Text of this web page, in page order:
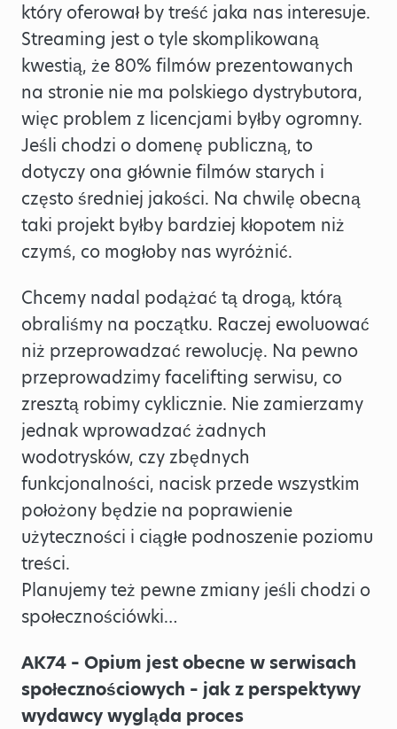
który oferował by treść jaka nas interesuje.
Streaming jest o tyle skomplikowaną
kwestią, że 80% filmów prezentowanych
na stronie nie ma polskiego dystrybutora,
więc problem z licencjami byłby ogromny.
Jeśli chodzi o domenę publiczną, to
dotyczy ona głównie filmów starych i
często średniej jakości. Na chwilę obecną
taki projekt byłby bardziej kłopotem niż
czymś, co mogłoby nas wyróżnić.
Chcemy nadal podążać tą drogą, którą
obraliśmy na początku. Raczej ewoluować
niż przeprowadzać rewolucję. Na pewno
przeprowadzimy facelifting serwisu, co
zresztą robimy cyklicznie. Nie zamierzamy
jednak wprowadzać żadnych
wodotrysków, czy zbędnych
funkcjonalności, nacisk przede wszystkim
położony będzie na poprawienie
użyteczności i ciągłe podnoszenie poziomu
treści.
Planujemy też pewne zmiany jeśli chodzi o
społecznościówki…
AK74 – Opium jest obecne w serwisach
społecznościowych – jak z perspektywy
wydawcy wygląda proces